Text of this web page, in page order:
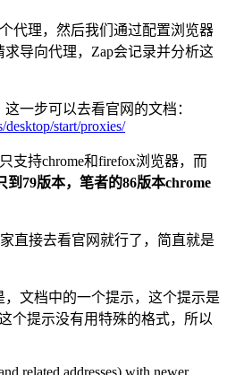
代理，然后我们通过配置浏览器
导向代理，Zap会记录并分析这
一步可以去看官网的文档：
start/proxies/
支持chrome和firefox浏览器，而
到79版本，笔者的86版本chrome
直接去看官网就行了，简直就是
文档中的一个提示，这个提示是
个提示没有用特殊的格式，所以